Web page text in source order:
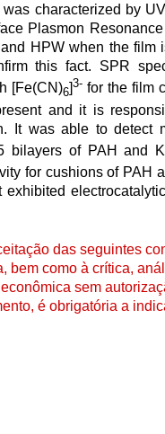
characterized by
Plasmon
HPW when the film
this fact. SPR
[Fe(CN)6] 3-for the film
and it is
It was able to detect
bilayers of PAH and
for cushions of PAH
das seguintes
como à crítica,
sem
é obrigatória a